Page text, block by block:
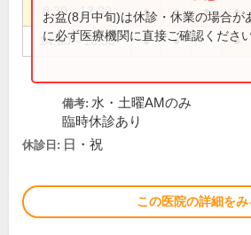
8:30～12:30 ● ● ● ●
14:00～18:30 ● ● ●
お盆(8月中旬)は休診・休業の場合が
に必ず医療機関に直接ご確認ください
備考: 水・土曜AMのみ
臨時休診あり
休診日: 日・祝
この医院の詳細をみ